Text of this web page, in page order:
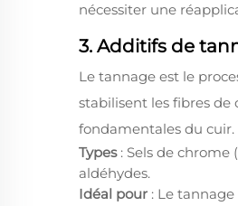
nécessiter une
3. Additifs de
Le tannage est le
stabilisent les fibres
fondamentales du cuir.
Types : Sels de
aldéhydes.
Idéal pour : Le